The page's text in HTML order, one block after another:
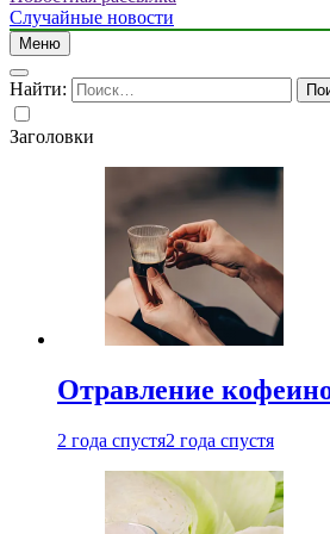
Случайные новости
Меню
Найти:
Заголовки
Отравление
2 года спустя2 года спустя